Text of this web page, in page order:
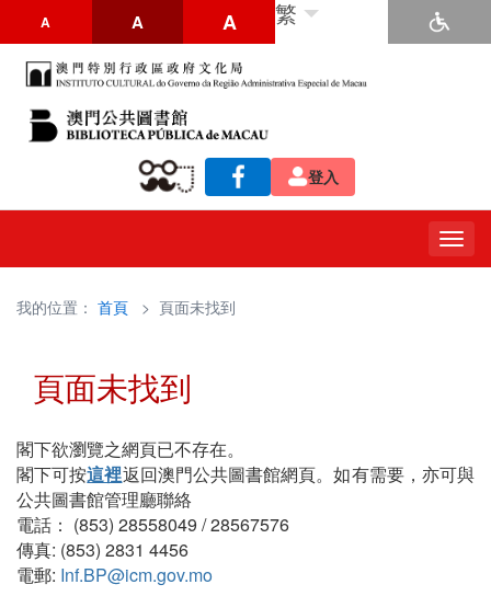
A A A 繁
登入
我的位置： 首頁 > 頁面未找到
頁面未找到
閣下欲瀏覽之網頁已不存在。
閣下可按這裡返回澳門公共圖書館網頁。如有需要，亦可與
公共圖書館管理廳聯絡
電話： (853) 28558049 / 28567576
傳真: (853) 2831 4456
電郵: Inf.BP@icm.gov.mo